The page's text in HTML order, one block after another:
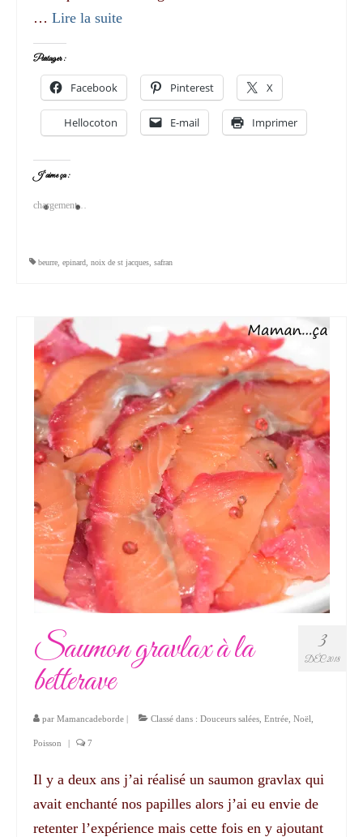
… Lire la suite­­
Partager :
Facebook Pinterest X
Hellocoton E-mail Imprimer
J’aime ça :
chargement…
beurre epinard noix de st jacques safran
3
DÉC 2018
Saumon gravlax à la
betterave
par Mamancadeborde | Classé dans : Douceurs salées Entrée Noël
Poisson | 7
Il y a deux ans j’ai réalisé un saumon gravlax qui
avait enchanté nos papilles alors j’ai eu envie de
retenter l’expérience mais cette fois en y ajoutant